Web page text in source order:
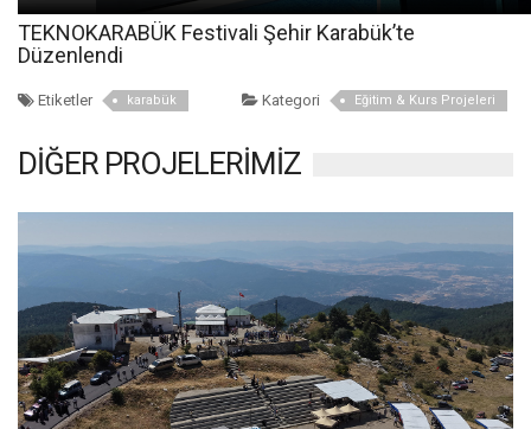
TEKNOKARABÜK Festivali Şehir Karabük’te
Düzenlendi
Etiketler karabük Kategori Eğitim & Kurs Projeleri
DİĞER PROJELERİMİZ